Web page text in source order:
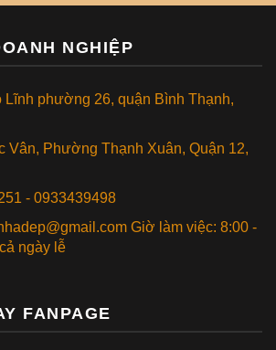
NGHIỆP
phường 26, quận Bình Thạnh,
Vân, Phường Thạnh Xuân, Quận 12,
- 0933439498
Giờ làm việc: 8:00 -
ngày lễ
FANPAGE